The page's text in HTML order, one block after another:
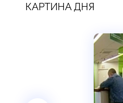
КАРТИНА ДНЯ